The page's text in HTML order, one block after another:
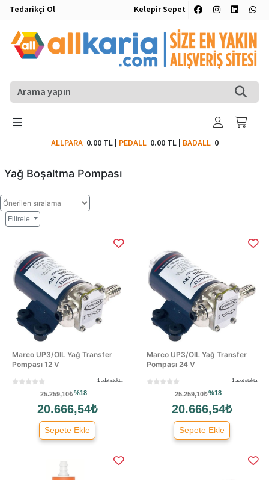
Tedarikçi Ol Kelepir Sepet
ALLPARA 0.00 TL| PEDALL 0.00 TL| BADALL0
Yağ Boşaltma Pompası
Filtrele
Marco UP3/OIL Yağ Transfer
Pompası 12 V
1 adet stokta
25.259,10₺%18
20.666,54₺
Sepete Ekle
Marco UP3/OIL Yağ Transfer
Pompası 24 V
1 adet stokta
25.259,10₺%18
20.666,54₺
Sepete Ekle